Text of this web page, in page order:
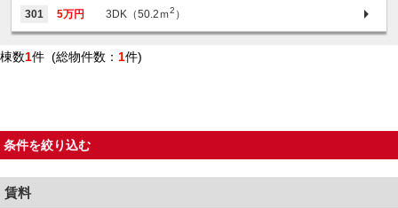
301 5万円 3DK（50.2ｍ2 ）
棟数1件 (総物件数： 1件)
条件を絞り込む
賃料